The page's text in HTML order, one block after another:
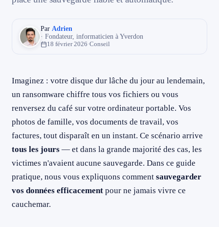
Par Adrien
· Fondateur, informaticien à Yverdon
18 février 2026·Conseil
Imaginez : votre disque dur lâche du jour au lendemain,
un ransomware chiffre tous vos fichiers ou vous
renversez du café sur votre ordinateur portable. Vos
photos de famille, vos documents de travail, vos
factures, tout disparaît en un instant. Ce scénario arrive
tous les jours — et dans la grande majorité des cas, les
victimes n'avaient aucune sauvegarde. Dans ce guide
pratique, nous vous expliquons comment sauvegarder
vos données efficacement pour ne jamais vivre ce
cauchemar.